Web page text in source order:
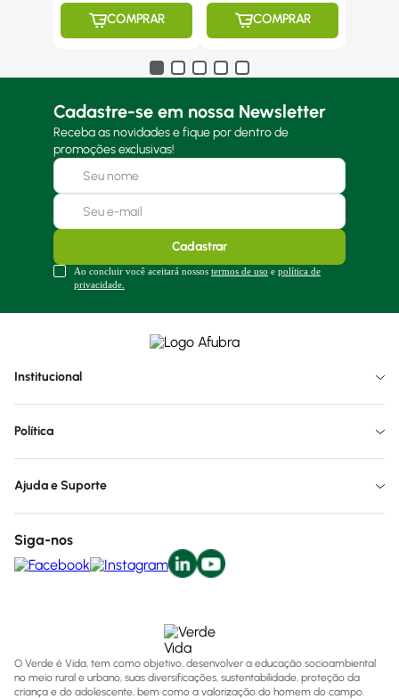
COMPRAR COMPRAR
Cadastre-se em nossa Newsletter
Receba as novidades e fique por dentro de
promoções exclusivas!
Cadastrar
Ao concluir você aceitará nossos termos de uso e política de
privacidade.
Institucional
Política
Ajuda e Suporte
Siga-nos
O Verde é Vida, tem como objetivo, desenvolver a educação socioambiental
no meio rural e urbano, suas diversificações, sustentabilidade, proteção da
criança e do adolescente, bem como a valorização do homem do campo.